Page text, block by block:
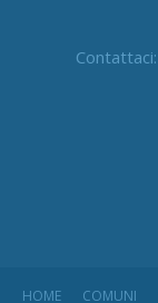
Contattaci:
HOME COMUNI